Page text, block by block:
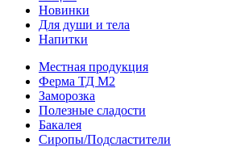
Новинки
Для души и тела
Напитки
Местная продукция
Ферма ТД М2
Заморозка
Полезные сладости
Бакалея
Сиропы/Подсластители